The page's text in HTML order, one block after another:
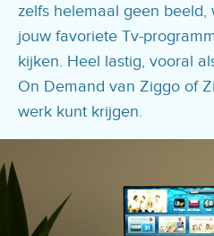
zelfs helemaal geen
jouw favoriete Tv-
kijken. Heel lastig, vooral
On Demand van Ziggo of
werk kunt krijgen.